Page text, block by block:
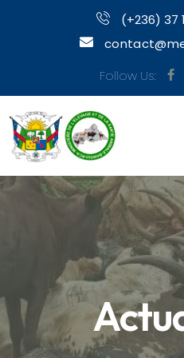
(+236) 37
Follow Us: